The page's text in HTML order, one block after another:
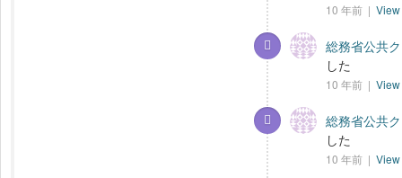
10 年前 |
総務省公共
した
10 年前 |
総務省公共
した
10 年前 |